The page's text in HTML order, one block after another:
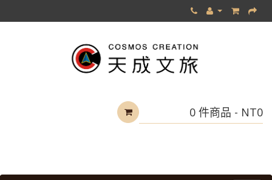
0 件商品 - NT0